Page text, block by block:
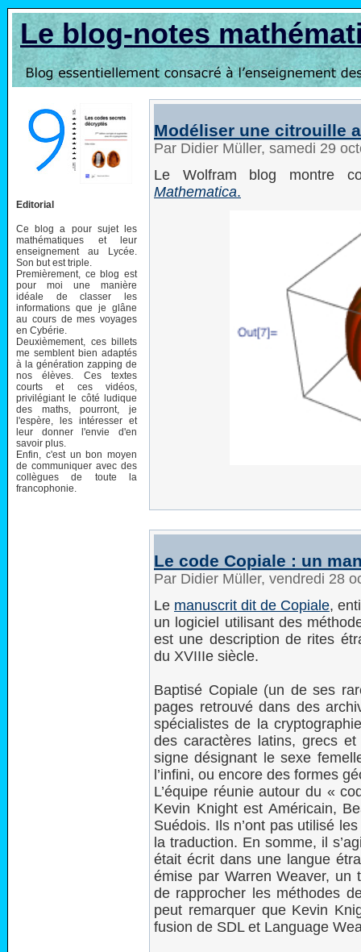
Le blog-notes
Editorial
Ce blog a pour sujet les
mathématiques et leur
enseignement au Lycée.
Son but est triple.
Premièrement, ce blog est
pour moi une manière
idéale de classer les
informations que je glâne
au cours de mes voyages
en Cybérie.
Deuxièmement, ces billets
me semblent bien adaptés
à la génération zapping de
nos élèves. Ces textes
courts et ces vidéos,
privilégiant le côté ludique
des maths, pourront, je
l'espère, les intéresser et
leur donner l'envie d'en
savoir plus.
Enfin, c'est un bon moyen
de communiquer avec des
collègues de toute la
francophonie.
Modéliser une citrouille
Par Didier Müller, samedi 29
Le Wolfram blog montre
Mathematica.
Le code Copiale : un
Par Didier Müller, vendredi 28
Le manuscrit dit de Copiale,
un logiciel utilisant des
est une description de rites
du XVIIIe siècle.
Baptisé Copiale (un de ses
pages retrouvé dans des
spécialistes de la
des caractères latins, grecs
signe désignant le sexe
l’infini, ou encore des formes
L’équipe réunie autour du «
Kevin Knight est Américain,
Suédois. Ils n’ont pas utilisé
la traduction. En somme, il
était écrit dans une langue
émise par Warren Weaver, un
de rapprocher les méthodes
peut remarquer que Kevin
fusion de SDL et Language